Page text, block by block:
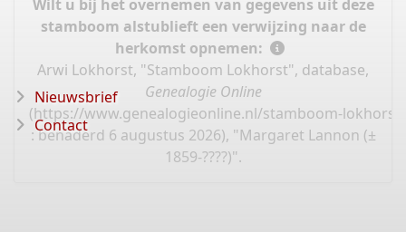
Wilt u bij het overnemen van gegevens uit deze
stamboom alstublieft een verwijzing naar de
herkomst opnemen:
Arwi Lokhorst, "Stamboom Lokhorst", database,
Genealogie Online
(https://www.genealogieonline.nl/stamboom-
: benaderd 6 augustus 2026), "Margaret Lannon (±
1859-????)".
Nieuwsbrief
Contact